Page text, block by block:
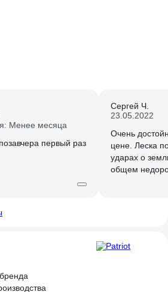
Менее месяца
первый раз
Сергей Ч.
23.05.2022
Очень
цене. Леска
ударах о
общем